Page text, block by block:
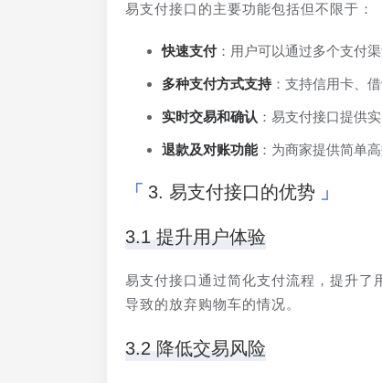
易支付接口的主要功能包括但不限于：
快速支付：用户可以通过多个支付
多种支付方式支持：支持信用卡、
实时交易和确认 ：易支付接口提供
退款及对账功能：为商家提供简单
3. 易支付接口的优势
3.1 提升用户体验
易支付接口通过简化支付流程，提升了
导致的放弃购物车的情况。
3.2 降低交易风险